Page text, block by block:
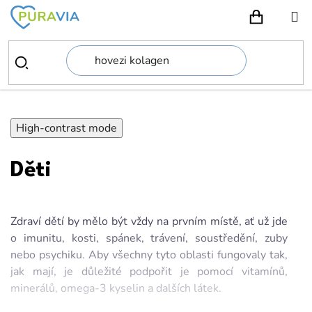
Přejít
obsah
High-contrast mode
Děti
Zdraví dětí by mělo být vždy na prvním místě, ať už jde
o imunitu, kosti, spánek, trávení, soustředění, zuby
nebo psychiku. Aby všechny tyto oblasti fungovaly tak,
jak mají, je důležité podpořit je pomocí vitamínů,
minerálů, omega-3 kyselin a dalších látek.